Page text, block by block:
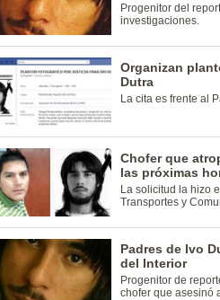
Progenitor del
investigaciones.
Organizan
Dutra
La cita es frente al
Chofer que
las próximas
La solicitud la hizo
Transportes y
Padres de Ivo
del Interior
Progenitor de
chofer que asesinó